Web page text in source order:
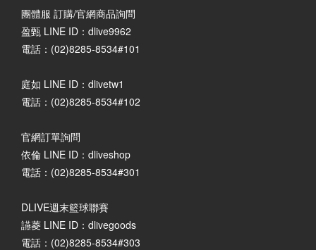
團體服 訂購/官網商品詢問
盈甄 LINE ID：dlive9962
電話：(02)8285-8534#101
庭如 LINE ID：dlivetw1
電話：(02)8285-8534#102
官網訂單詢問
依倫 LINE ID：dliveshop
電話：(02)8285-8534#301
DLIVE週末籃球聯賽
讌菱 LINE ID：dlivegoods
電話：(02)8285-8534#303